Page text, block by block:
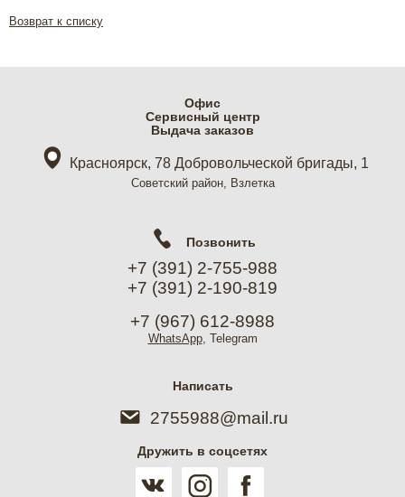
Возврат к списку
Офис
Cервисный центр
Выдача заказов
Красноярск, 78 Добровольческой бригады, 1
Советский район, Взлетка
Позвонить
+7 (391) 2-755-988
+7 (391) 2-190-819
+7 (967) 612-8988
WhatsApp, Telegram
Написать
2755988@mail.ru
Дружить в соцсетях